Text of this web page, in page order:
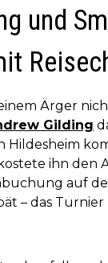
und
Ärger
Gilding
Hildesheim
ihn den
auf
– das Turnier